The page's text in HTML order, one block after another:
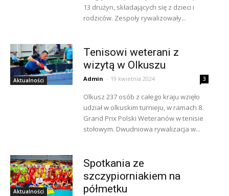
13 drużyn, składających się z dzieci i
rodziców. Zespoły rywalizowały...
Aktualności
Tenisowi weterani z
wizytą w Olkuszu
Admin - 19 kwietnia 2024 3
Olkusz 237 osób z całego kraju wzięło
udział w olkuskim turnieju, w ramach 8.
Grand Prix Polski Weteranów w tenisie
stołowym. Dwudniowa rywalizacja w...
Aktualności
Spotkania ze
szczypiorniakiem na
półmetku